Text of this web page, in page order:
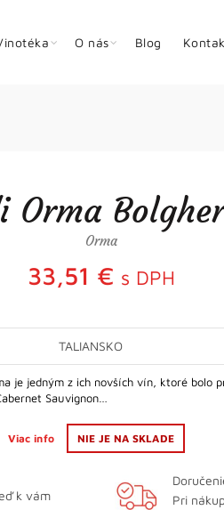
O nás Blog
Orma
Orma
33,51 € s DPH
TALIANSKO
je jedným z ich novších vín, ktoré bolo
Sauvignon…
Viac info NIE JE NA SKLADE
k vám
Pri